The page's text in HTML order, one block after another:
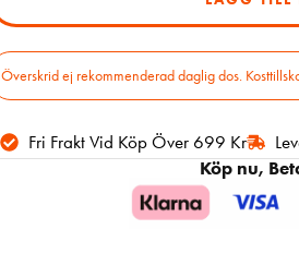
Överskrid ej rekommenderad daglig dos.
Fri Frakt Vid Köp Över 699 Kr
Köp nu,